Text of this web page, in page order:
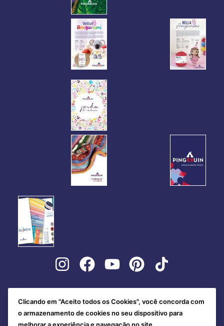
Clicando em "Aceito todos os Cookies", você concorda com
o armazenamento de cookies no seu dispositivo para